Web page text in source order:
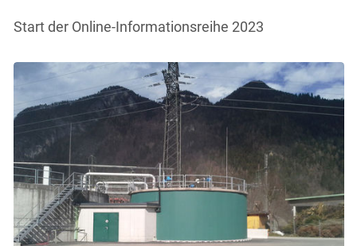
Start der Online-Informationsreihe 2023